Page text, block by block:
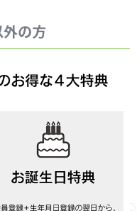
の方